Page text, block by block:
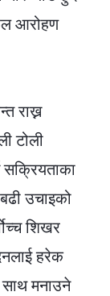
आरोहण
राख्न
टोली
सक्रियताका
उचाइको
शिखर
हरेक
साथ मनाउने